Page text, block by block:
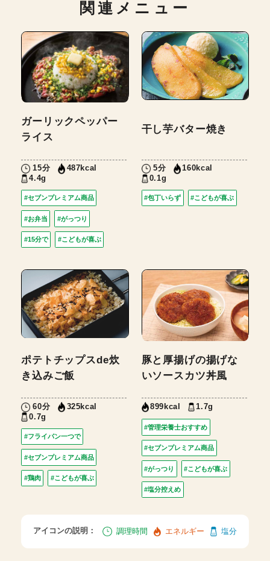
関連メニュー
ガーリックペッパー
ライス
15分
487kcal
4.4g
#セブンプレミアム商品
#お弁当 #がっつり
#15分で #こどもが喜ぶ
干し芋バター焼き
5分
160kcal
0.1g
#包丁いらず #こどもが喜ぶ
ポテトチップスde炊
き込みご飯
60分
325kcal
0.7g
#フライパン一つで
#セブンプレミアム商品
#鶏肉 #こどもが喜ぶ
豚と厚揚げの揚げな
いソースカツ丼風
899kcal 1.7g
#管理栄養士おすすめ
#セブンプレミアム商品
#がっつり #こどもが喜ぶ
#塩分控えめ
アイコンの説明： 調理時間 エネルギー 塩分